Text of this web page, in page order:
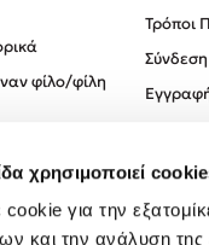
χρησιμοποιεί
για την
και την ανάλυση
φίλο/φίλη
Τρόποι
Σύνδεση